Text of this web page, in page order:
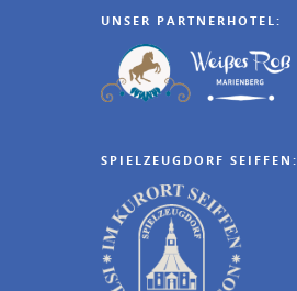
UNSER PARTNERHOTEL:
SPIELZEUGDORF SEIFFEN: